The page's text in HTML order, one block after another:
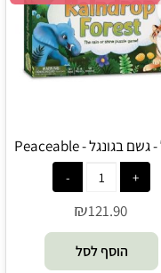
פאזל - גשם בגונגל - Peaceable
Kingdom
₪121.90
הוסף לסל